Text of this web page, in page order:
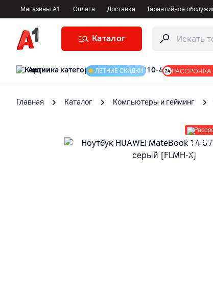
Магазины А1 Оплата Доставка Гарантийное
Каталог
Акции | ЛЕТНИЕ СКИДКИ РАССРОЧКА
Главная Каталог Компьютеры и гейминг